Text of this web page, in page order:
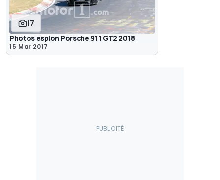
17
Photos espion Porsche 911 GT2 2018
15 Mar 2017